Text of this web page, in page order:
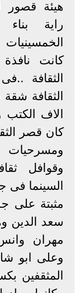
هيئة قصور
راية
كانت نافذة
الثقافة
الثقافة
الاف
كان قصر
ومسرحيات
وقوافل
السينما فى
مثبتة على
سعد الدين
مهران
وعلى ابو
المثقفين